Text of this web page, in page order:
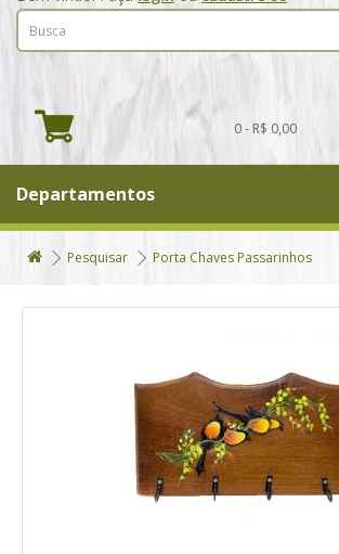
0 - R$ 0,00
Departamentos
Pesquisar Porta Chaves Passarinhos